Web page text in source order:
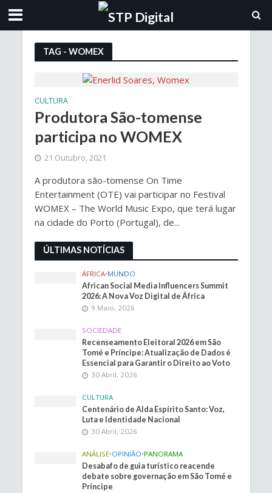
TAG - WOMEX
CULTURA
Produtora São-tomense
participa no WOMEX
21 Outubro, 2021
A produtora são-tomense On Time
Entertainment (OTE) vai participar no Festival
WOMEX – The World Music Expo, que terá lugar
na cidade do Porto (Portugal), de...
ÚLTIMAS NOTÍCIAS
ÁFRICA•MUNDO
African Social Media Influencers Summit
2026: A Nova Voz Digital de África
9 Maio, 2026
SOCIEDADE
Recenseamento Eleitoral 2026 em São
Tomé e Príncipe: Atualização de Dados é
Essencial para Garantir o Direito ao Voto
30 Abril, 2026
CULTURA
Centenário de Alda Espírito Santo: Voz,
Luta e Identidade Nacional
30 Abril, 2026
ANÁLISE•OPINIÃO•PANORAMA
Desabafo de guia turístico reacende
debate sobre governação em São Tomé e
Príncipe